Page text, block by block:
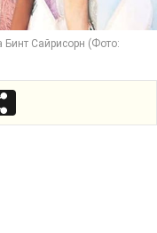
Бинт Сайрисорн (Фото: